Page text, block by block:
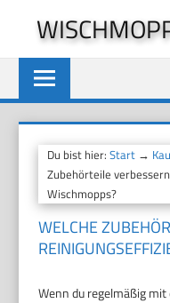
springen
Du bist hier:Start →
Zubehörteile
Wischmopps?
WELCHE
Wenn du regelmäßig